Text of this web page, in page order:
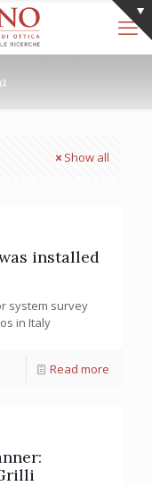
Show all
installed
system survey
in Italy
Read more